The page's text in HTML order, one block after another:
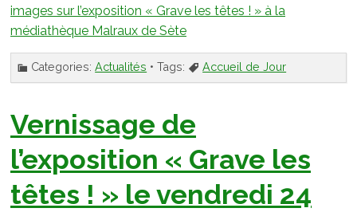
images sur l’exposition « Grave les têtes ! » à la
médiathèque Malraux de Sète
Categories:Actualités • Tags: Accueil de Jour
Vernissage de
l’exposition « Grave les
têtes ! » le vendredi 24